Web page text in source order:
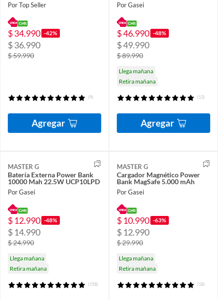
Por Top Seller
$ 34.990 -42%
$ 36.990
$ 59.990
(9)
Agregar
Por Gasei
$ 46.990 -48%
$ 49.990
$ 89.990
Llega mañana
Retira mañana
(13)
Agregar
MASTER G
Batería Externa Power Bank
10000 Mah 22.5W UCP10LPD
Por Gasei
$ 12.990 -48%
$ 14.990
$ 24.990
Llega mañana
Retira mañana
(158)
MASTER G
Cargador Magnético Power
Bank MagSafe 5.000 mAh
Por Gasei
$ 10.990 -63%
$ 12.990
$ 29.990
Llega mañana
Retira mañana
(18)